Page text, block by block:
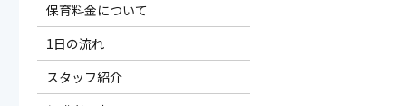
保育料金について
1日の流れ
スタッフ紹介